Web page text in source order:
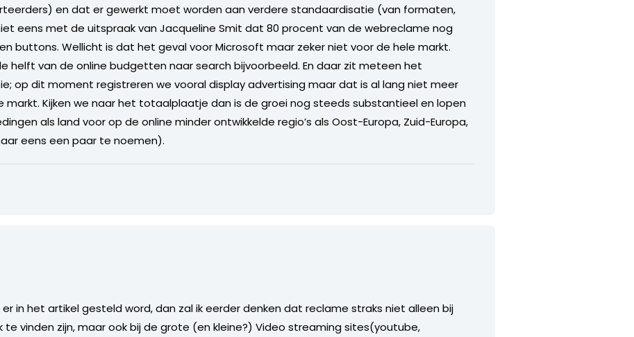
en dat er gewerkt moet worden aan verdere standaardisatie (van formaten,
eens met de uitspraak van Jacqueline Smit dat 80 procent van de webreclame nog
buttons. Wellicht is dat het geval voor Microsoft maar zeker niet voor de hele markt.
helft van de online budgetten naar search bijvoorbeeld. En daar zit meteen het
op dit moment registreren we vooral display advertising maar dat is al lang niet meer
Kijken we naar het totaalplaatje dan is de groei nog steeds substantieel en lopen
als land voor op de online minder ontwikkelde regio’s als Oost-Europa, Zuid-Europa,
eens een paar te noemen).
in het artikel gesteld word, dan zal ik eerder denken dat reclame straks niet alleen bij
te vinden zijn, maar ook bij de grote (en kleine?) Video streaming sites(youtube,